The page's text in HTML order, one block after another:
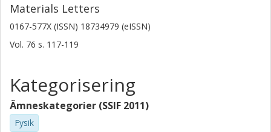
Materials Letters
0167-577X (ISSN) 18734979 (eISSN)
Vol. 76 s. 117-119
Kategorisering
Ämneskategorier (SSIF 2011)
Fysik